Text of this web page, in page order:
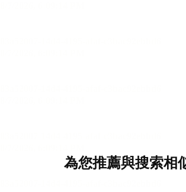
為您推薦與搜索相